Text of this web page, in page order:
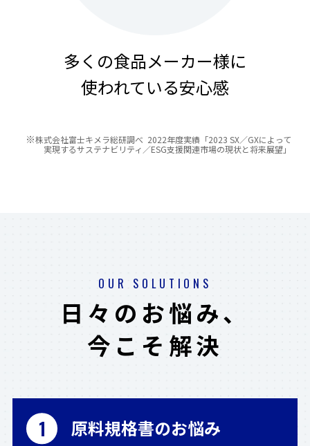
多くの食品メーカー様に
使われている安心感
※株式会社富士キメラ総研調べ 2022年度実績 「2023 SX／GXによって
実現するサステナビリティ／ESG支援関連市場の現状と将来展望」
OUR SOLUTIONS
日々のお悩み、
今こそ解決
1 原料規格書のお悩み